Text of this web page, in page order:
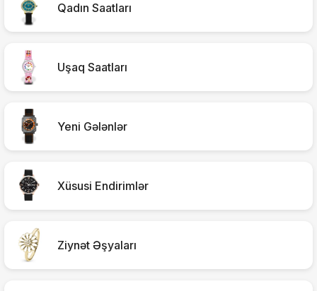
Qadın Saatları
Uşaq Saatları
Yeni Gələnlər
Xüsusi Endirimlər
Ziynət Əşyaları